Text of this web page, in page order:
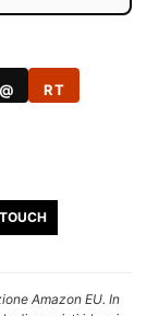
@ RT
Amazon EU. In